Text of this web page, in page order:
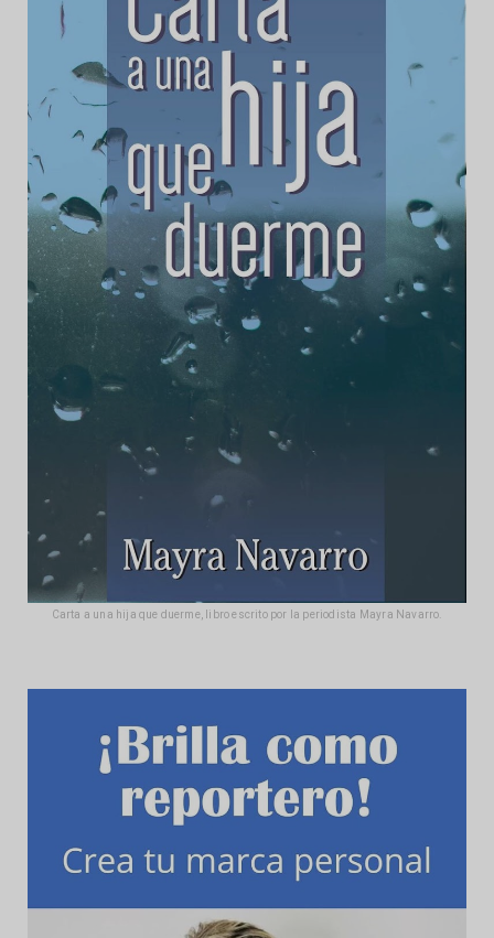
Carta a una hija que duerme, libro escrito por la periodista Mayra Navarro.